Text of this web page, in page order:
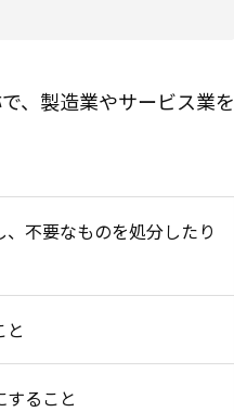
、製造業やサービス業を
不要なものを処分したり
ること